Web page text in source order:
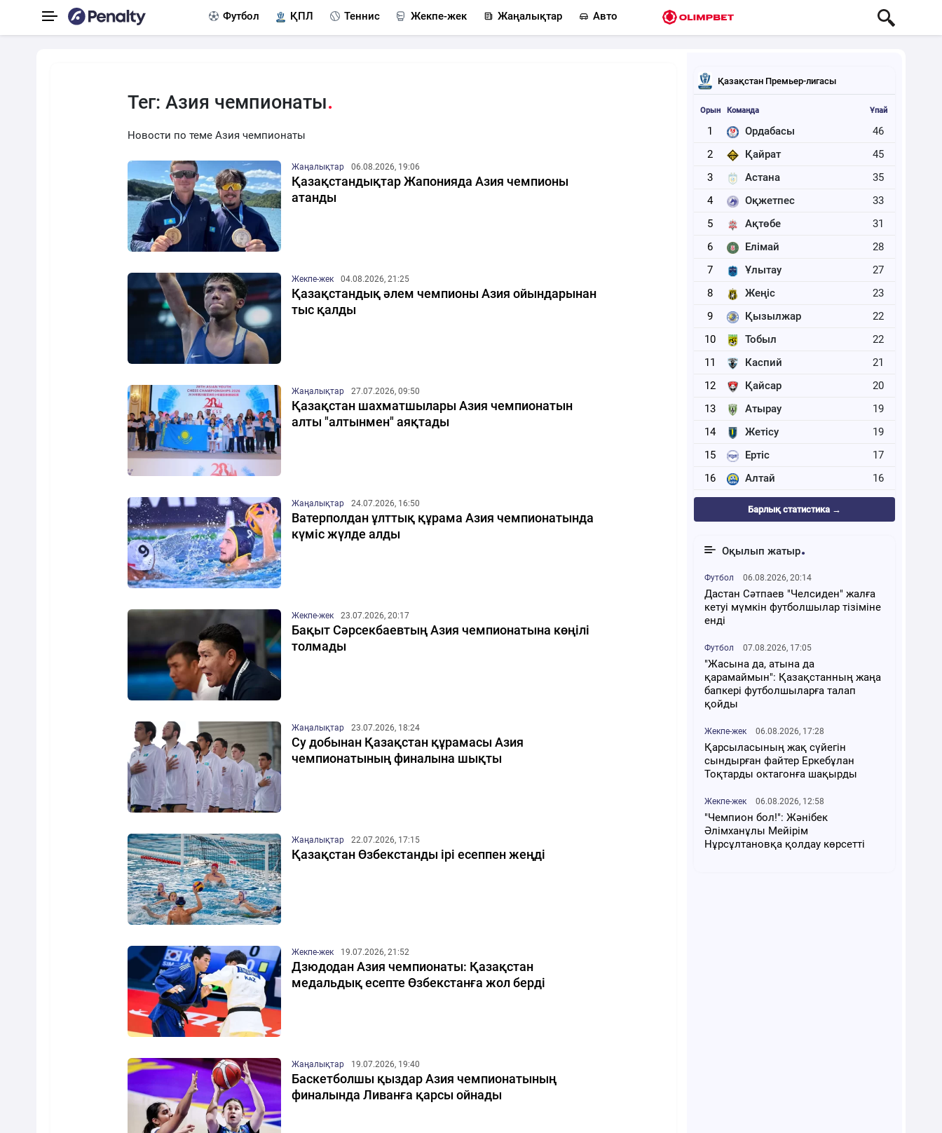
Футбол ҚПЛ Теннис Жекпе-жек Жаңалықтар Авто
Тег: Азия чемпионаты
Новости по теме Азия чемпионаты
Жаңалықтар 06.08.2026, 19:06
Қазақстандықтар Жапонияда Азия чемпионы
атанды
Жекпе-жек 04.08.2026, 21:25
Қазақстандық әлем чемпионы Азия ойындарынан
тыс қалды
Жаңалықтар 27.07.2026, 09:50
Қазақстан шахматшылары Азия чемпионатын
алты "алтынмен" аяқтады
Жаңалықтар 24.07.2026, 16:50
Ватерполдан ұлттық құрама Азия чемпионатында
күміс жүлде алды
Жекпе-жек 23.07.2026, 20:17
Бақыт Сәрсекбаевтың Азия чемпионатына көңілі
толмады
Жаңалықтар 23.07.2026, 18:24
Су добынан Қазақстан құрамасы Азия
чемпионатының финалына шықты
Жаңалықтар 22.07.2026, 17:15
Қазақстан Өзбекстанды ірі есеппен жеңді
Жекпе-жек 19.07.2026, 21:52
Дзюдодан Азия чемпионаты: Қазақстан
медальдық есепте Өзбекстанға жол берді
Жаңалықтар 19.07.2026, 19:40
Баскетболшы қыздар Азия чемпионатының
финалында Ливанға қарсы ойнады
Қазақстан Премьер-лигасы
Орын Команда Ұпай
1 Ордабасы
46
2
Қайрат
45
3
Астана
35
4
Оқжетпес
33
5
Ақтөбе
31
6
Елімай
28
7
Ұлытау
27
8
Жеңіс
23
9
Қызылжар
22
10
Тобыл
22
11
Каспий
21
12
Қайсар
20
13
Атырау
19
14
Жетісу
19
15
Ертіс
17
16
Алтай 16
Барлық статистика →
Оқылып жатыр
Футбол 06.08.2026, 20:14
Дастан Сәтпаев "Челсиден" жалға
кетуі мүмкін футболшылар тізіміне
енді
Футбол 07.08.2026, 17:05
"Жасына да, атына да
қарамаймын": Қазақстанның жаңа
бапкері футболшыларға талап
қойды
Жекпе-жек 06.08.2026, 17:28
Қарсыласының жақ сүйегін
сындырған файтер Еркебұлан
Тоқтарды октагонға шақырды
Жекпе-жек 06.08.2026, 12:58
"Чемпион бол!": Жәнібек
Әлімханұлы Мейірім
Нұрсұлтановқа қолдау көрсетті